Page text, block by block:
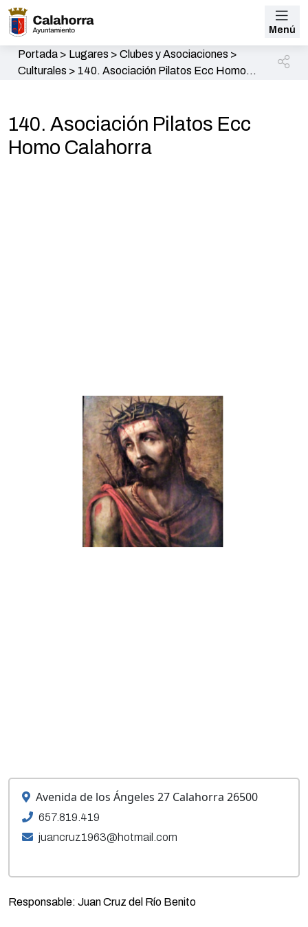
Menú
Portada> Lugares > Clubes y Asociaciones >
Culturales > 140. Asociación Pilatos Ecc Homo
140. Asociación Pilatos Ecc
Homo Calahorra
Avenida de los Ángeles 27 Calahorra 26500
657.819.419
juancruz1963@hotmail.com
Responsable: Juan Cruz del Río Benito